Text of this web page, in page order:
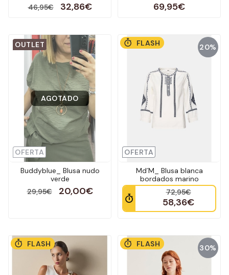
46,95€
32,86€ 69,95€
OFERTA
OUTLET
AGOTADO
Buddyblue_ Blusa nudo
verde
29,95€
20,00€
20%
OFERTA
FLASH
Md´M_ Blusa blanca
bordados marino
72,95€
58,36€
FLASH 30%
FLASH